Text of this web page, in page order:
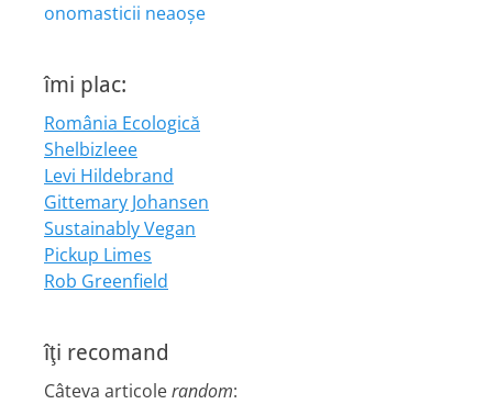
onomasticii neaoșe
îmi plac:
România Ecologică
Shelbizleee
Levi Hildebrand
Gittemary Johansen
Sustainably Vegan
Pickup Limes
Rob Greenfield
îţi recomand
Câteva articolerandom: